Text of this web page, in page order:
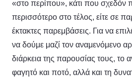
«στο περίπου», κάτι που σχεδόν
περισσότερο στο τέλος, είτε σε
έκτακτες παρεμβάσεις. Για να
να δούμε μαζί τον αναμενόμενο
διάρκεια της παρουσίας τους, το
φαγητό και ποτό, αλλά και τη